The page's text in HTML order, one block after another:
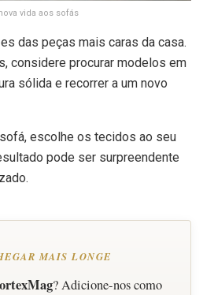
vida aos sofás
das peças mais caras da casa.
considere procurar modelos em
sólida e recorrer a um novo
escolhe os tecidos ao seu
pode ser surpreendente
MAIS LONGE
? Adicione-nos como